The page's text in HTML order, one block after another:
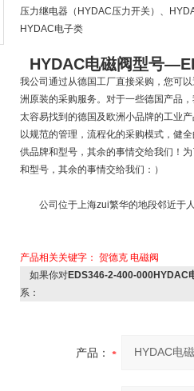
压力继电器（HYDAC压力开关）、
HYDAC电子类
HYDAC电磁阀型号
我公司通过从德国工厂直接采购，您可
洲原装的采购服务。对于一些德国产品
太容易找到的德国及欧洲小品牌的工业
以规范的管理，流程化的采购模式，健
供品牌和型号，其余的事情交给我们！
和型号，其余的事情交给我们：）
公司位于上海zui繁华的地段邻近于人
产品相关关键字： 贺德克 电磁阀
如果你对EDS346-2-400-
系：
产品：